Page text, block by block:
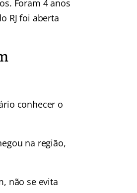
Foram 4 anos
RJ foi aberta
conhecer o
na região,
não se evita